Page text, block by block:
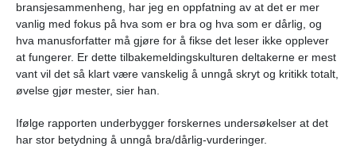
bransjesammenheng, har jeg en oppfatning av at det er mer
vanlig med fokus på hva som er bra og hva som er dårlig, og
hva manusforfatter må gjøre for å fikse det leser ikke opplever
at fungerer. Er dette tilbakemeldingskulturen deltakerne er mest
vant vil det så klart være vanskelig å unngå skryt og kritikk totalt,
øvelse gjør mester, sier han.
Ifølge rapporten underbygger forskernes undersøkelser at det
har stor betydning å unngå bra/dårlig-vurderinger.